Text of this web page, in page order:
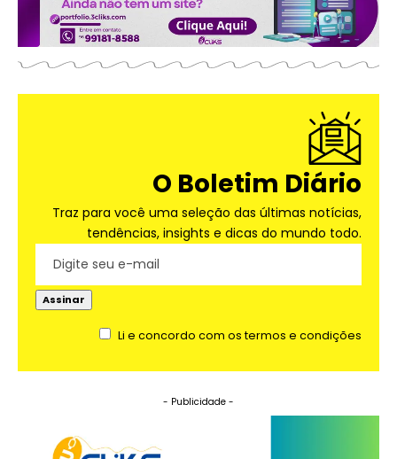
O Boletim Diário
Traz para você uma seleção das últimas notícias,
tendências, insights e dicas do mundo todo.
Li e concordo com os termos e condições
- Publicidade -